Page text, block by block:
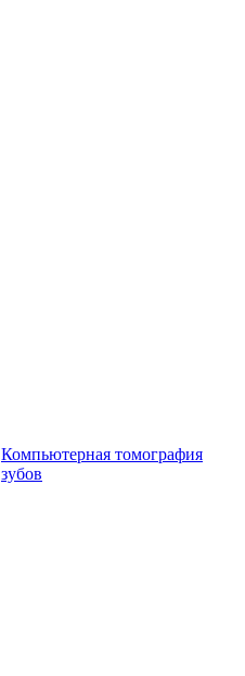
Компьютерная томография
зубов